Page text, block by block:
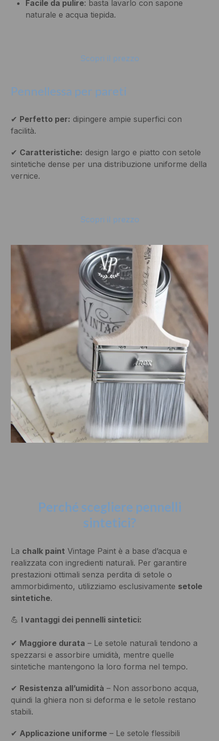
Facile da pulire: basta lavarlo con sapone
naturale e acqua tiepida.
Scopri il prezzo
Pennellessa per pareti
✔ Perfetto per: dipingere ampie superfici con
facilità.
✔ Caratteristiche: design largo e piatto con setole
sintetiche dense per una distribuzione uniforme della
vernice.
Scopri il prezzo
Perché scegliere pennelli
sintetici?
La chalk paint Vintage Paint è a base d’acqua e
realizzata con ingredienti naturali. Per garantire
prestazioni ottimali senza perdita di setole o
ammorbidimento, utilizziamo esclusivamente setole
sintetiche.
💪 I vantaggi dei pennelli sintetici:
✔ Maggiore durata – Le setole naturali tendono a
spezzarsi e assorbire umidità, mentre quelle
sintetiche mantengono la loro forma nel tempo.
✔ Resistenza all’umidità – Non assorbono acqua,
quindi la ghiera non si deforma e le setole restano
stabili.
✔ Applicazione uniforme – Le setole flessibili